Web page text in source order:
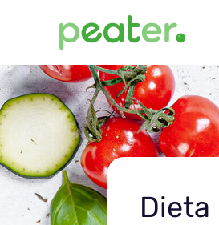
Dieta